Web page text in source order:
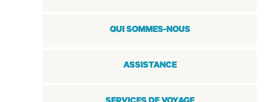
QUI SOMMES-NOUS
ASSISTANCE